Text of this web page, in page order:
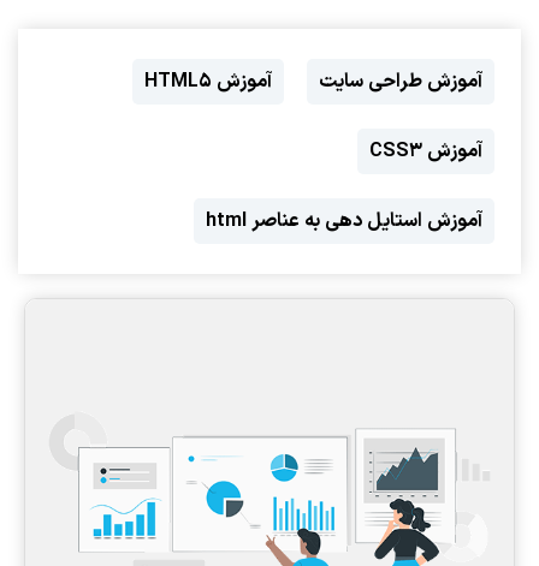
آموزش طراحی سایت آموزش HTML5
آموزش CSS3
آموزش استایل دهی به عناصر html